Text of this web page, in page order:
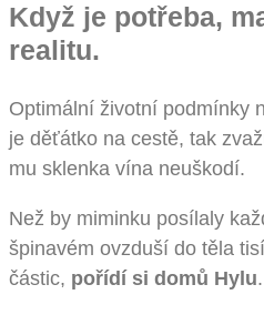
Když je potřeba,
realitu.
Optimální životní podmínky
je děťátko na cestě, tak
mu sklenka vína neuškodí.
Než by miminku posílaly
špinavém ovzduší do těla
částic, pořídí si domů Hylu.